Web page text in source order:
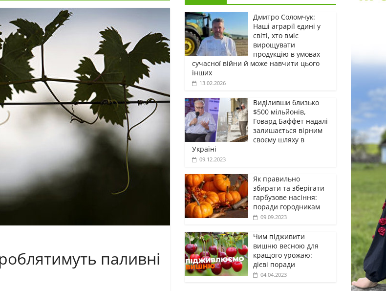
паливні
Дмитро Соломчук:
Наші аграрії єдині у
світі, хто вміє
вирощувати
продукцію в умовах
сучасної війни й може навчити цього
інших
13.02.2026
Виділивши близько
$500 мільйонів,
Говард Баффет надалі
залишається вірним
своєму шляху в
Україні
09.12.2023
Як правильно
збирати та зберігати
гарбузове насіння:
поради городникам
09.09.2023
Чим підживити
вишню весною для
кращого урожаю:
дієві поради
04.04.2023